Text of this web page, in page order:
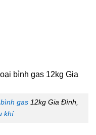
gas 12kg Gia Đình,
khí